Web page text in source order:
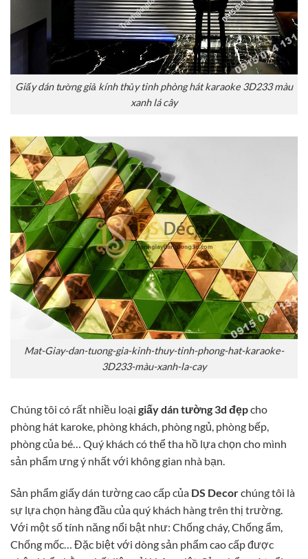
Giấy dán tường giả kính thủy tinh phòng hát karaoke 3D233 màu
xanh lá cây
Mat-Giay-dan-tuong-gia-kinh-thuy-tinh-phong-hat-karaoke-
3D233-màu-xanh-la-cay
Chúng tôi có rất nhiều loại giấy dán tường 3d đẹpcho
phòng hát karoke, phòng khách, phòng ngủ, phòng bếp,
phòng của bé… Quý khách có thể tha hồ lựa chọn cho mình
sản phẩm ưng ý nhất với không gian nhà bạn.
Sản phẩm giấy dán tường cao cấp của DS Decorchúng tôi là
sự lựa chọn hàng đầu của quý khách hàng trên thị trường.
Với một số tính năng nổi bật như: Chống cháy, Chống ẩm,
Chống mốc… Đặc biệt với dòng sản phẩm cao cấp được